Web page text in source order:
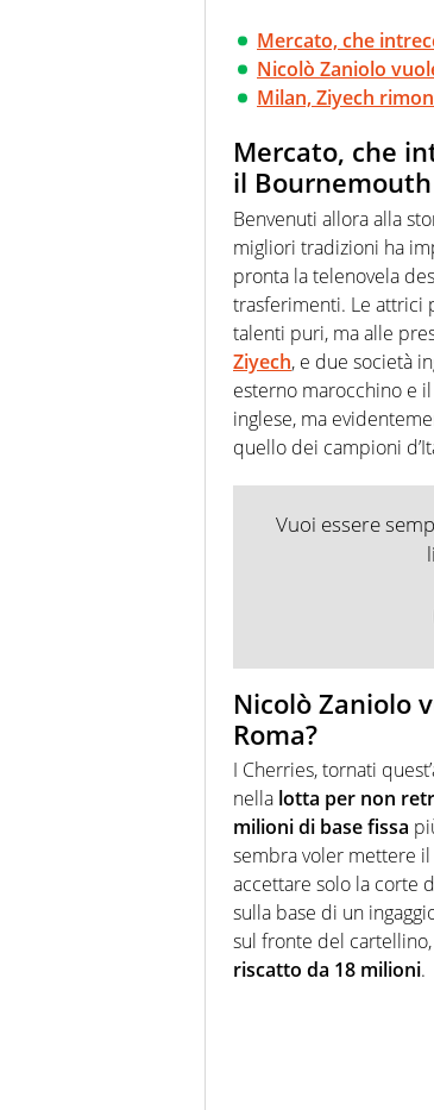
Mercato, che
Nicolò Zaniolo
Milan, Ziyech
Mercato, che
il Bournemouth
Benvenuti allora alla
migliori tradizioni ha
pronta la telenovela
trasferimenti. Le attrici
talenti puri, ma alle
Ziyech, e due società
esterno marocchino e il
inglese, ma
quello dei campioni
Vuoi essere
Nicolò Zaniolo
Roma?
I Cherries, tornati
nella lotta per non
milioni di base fissa
sembra voler mettere
accettare solo la corte
sulla base di un
sul fronte del
riscatto da 18 milioni.